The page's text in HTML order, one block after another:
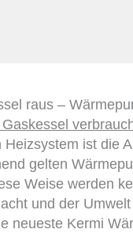
raus –
Heizsystem ist die
gelten
Weise werden
und der
neueste Kermi